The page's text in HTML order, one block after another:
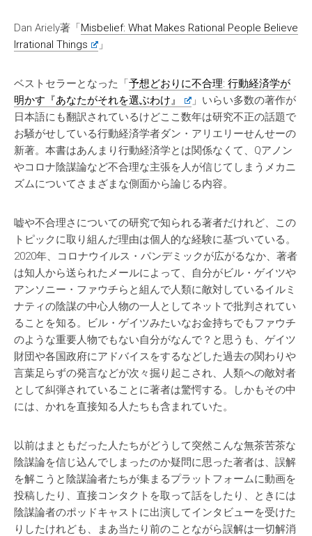
Dan Ariely著「Misbelief: What Makes Rational People Believe
Irrational Things
」
ベストセラーとなった「予想どおりに不合理: 行動経済学が
明かす『あなたがそれを選ぶわけ』
」いらい多数の著作が
日本語にも翻訳されているけどここ数年は研究不正の話題で
お騒がせしている行動経済学者ダン・アリエリーせんせーの
新著。本書はあんまり行動経済学とは関係なくて、Qアノン
やコロナ陰謀論など不合理な主張を人が信じてしまうメカニ
ズムについてさまざまな側面から論じる内容。
嘘や不合理さについての研究で知られる著者だけれど、この
トピックに取り組んだ理由は個人的な経験に基づいている。
2020年、コロナウイルス・パンデミックが広がるなか、著者
は知人から送られたメールによって、自分がビル・ゲイツや
アンソニー・ファウチらと組んで人類に敵対しているイルミ
ナティの陰謀の中心人物の一人としてネットで批判されてい
ることを知る。ビル・ゲイツみたいなお金持ちでもファウチ
のような重要人物でもない自分がなんで？と思うも、ゲイツ
財団や各国政府にアドバイスをするなどした過去の関わりや
言葉足らずの発言などが次々掘り起こされ、人類への敵対者
として糾弾されていることに著者は驚愕する。しかもその中
には、かれを直接知る人たちも含まれていた。
以前はまともだった人たちがどうして突然こんな無茶苦茶な
陰謀論を信じ込んでしまったのか疑問に思った著者は、誤解
を解こうと陰謀論者たちが集まるプラットフォームに動画を
投稿したり、直接コンタクトを取って話をしたり、ときには
陰謀論者のポッドキャストに出演してインタビューを受けた
りしたけれども、まあ当たり前のことながら誤解は一切解消